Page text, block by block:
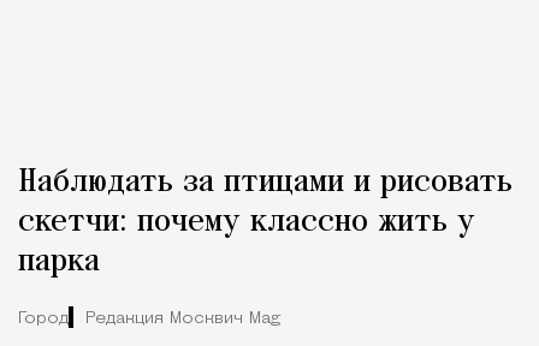
Наблюдать за птицами и рисовать
скетчи: почему классно жить у
парка
Город Редакция Москвич Mag